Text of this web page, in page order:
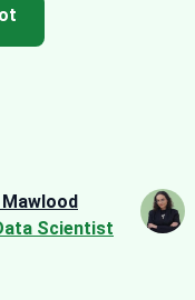
Mawlood
Scientist